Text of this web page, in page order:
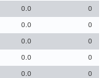
0.0 0
0.0 0
0.0 0
0.0 0
0.0 0